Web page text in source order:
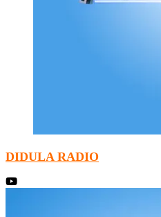
DIDULA RADIO